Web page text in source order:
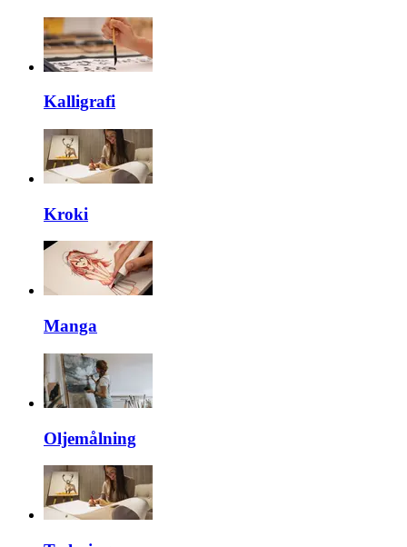
Kalligrafi
Kroki
Manga
Oljemålning